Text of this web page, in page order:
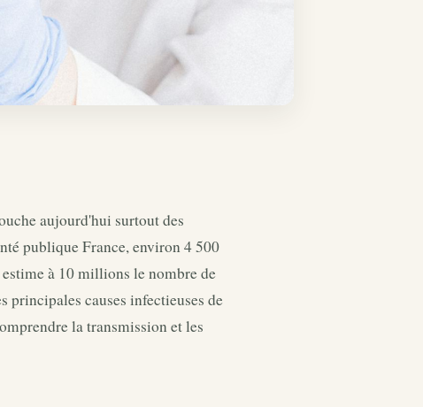
aujourd'hui surtout des
publique France, environ 4 500
à 10 millions le nombre de
principales causes infectieuses de
la transmission et les